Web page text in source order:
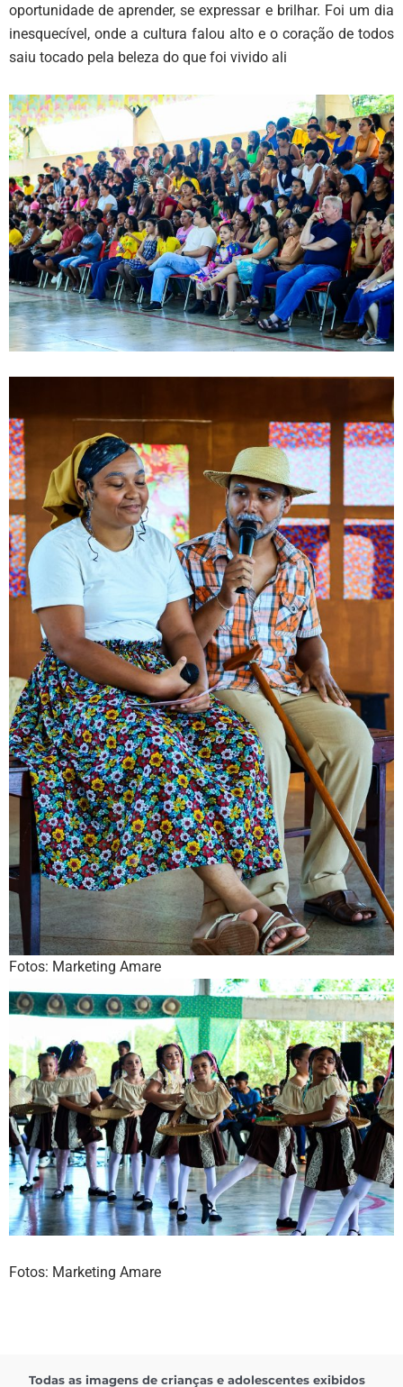
oportunidade de aprender, se expressar e brilhar. Foi um dia
inesquecível, onde a cultura falou alto e o coração de todos
saiu tocado pela beleza do que foi vivido ali
Fotos: Marketing Amare
Fotos: Marketing Amare
Todas as imagens de crianças e adolescentes exibidos